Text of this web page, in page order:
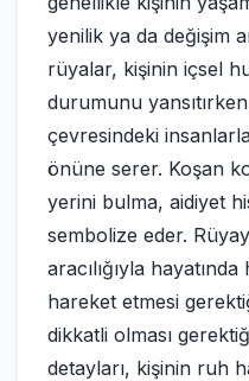
yenilik ya da değişim
rüyalar, kişinin içsel
durumunu
çevresindeki
önüne serer. Koşan
yerini bulma, aidiyet
sembolize eder.
aracılığıyla
hareket etmesi
dikkatli olması
detayları, kişinin ruh